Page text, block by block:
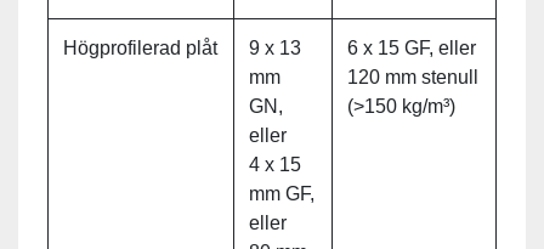
Högprofilerad plåt
9 x 13
mm
GN,
eller
4 x 15
mm GF,
eller
6 x 15 GF, eller
120 mm stenull
(>150 kg/m³)